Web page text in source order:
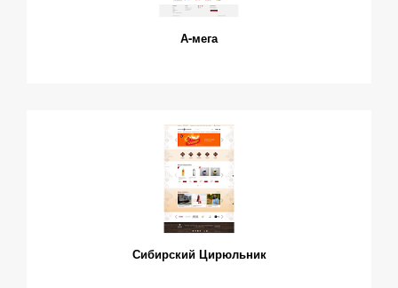
А-мега
Сибирский Цирюльник